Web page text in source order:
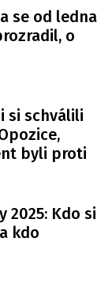
se od ledna
o
si schválili
byli proti
2025: Kdo si
kdo